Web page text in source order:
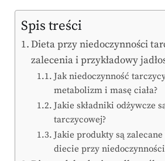
Spis treści
Dieta przy niedoczynności
zalecenia i przykładowy
Jak niedoczynność
metabolizm i masę ciała?
Jakie składniki odżywcze
tarczycowej?
Jakie produkty są
diecie przy